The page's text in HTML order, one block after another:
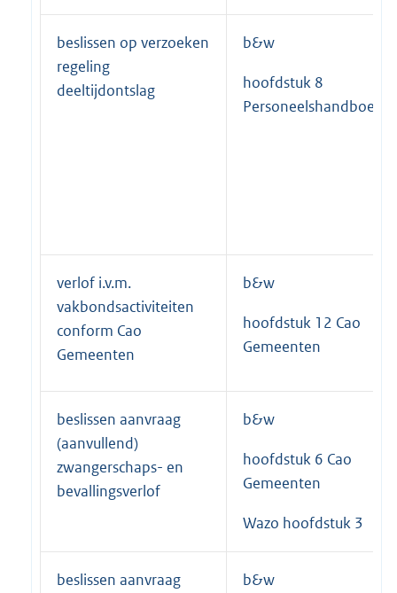
beslissen op verzoeken
regeling
deeltijdontslag
b&w
hoofdstuk 8
Personeelshandboek
verlof i.v.m.
vakbondsactiviteiten
conform Cao
Gemeenten
b&w
hoofdstuk 12 Cao
Gemeenten
beslissen aanvraag
(aanvullend)
zwangerschaps- en
bevallingsverlof
b&w
hoofdstuk 6 Cao
Gemeenten
Wazo hoofdstuk 3
beslissen aanvraag
b&w